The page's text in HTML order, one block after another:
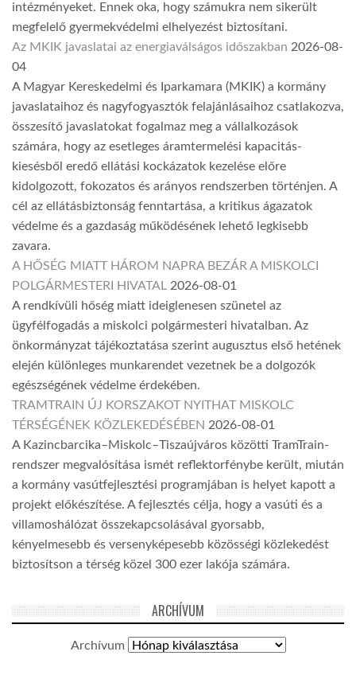
intézményeket. Ennek oka, hogy számukra nem sikerült
megfelelő gyermekvédelmi elhelyezést biztosítani.
Az MKIK javaslatai az energiaválságos időszakban 2026-08-
04
A Magyar Kereskedelmi és Iparkamara (MKIK) a kormány
javaslataihoz és nagyfogyasztók felajánlásaihoz csatlakozva,
összesítő javaslatokat fogalmaz meg a vállalkozások
számára, hogy az esetleges áramtermelési kapacitás-
kiesésből eredő ellátási kockázatok kezelése előre
kidolgozott, fokozatos és arányos rendszerben történjen. A
cél az ellátásbiztonság fenntartása, a kritikus ágazatok
védelme és a gazdaság működésének lehető legkisebb
zavara.
A HŐSÉG MIATT HÁROM NAPRA BEZÁR A MISKOLCI
POLGÁRMESTERI HIVATAL 2026-08-01
A rendkívüli hőség miatt ideiglenesen szünetel az
ügyfélfogadás a miskolci polgármesteri hivatalban. Az
önkormányzat tájékoztatása szerint augusztus első hetének
elején különleges munkarendet vezetnek be a dolgozók
egészségének védelme érdekében.
TRAMTRAIN ÚJ KORSZAKOT NYITHAT MISKOLC
TÉRSÉGÉNEK KÖZLEKEDÉSÉBEN 2026-08-01
A Kazincbarcika–Miskolc–Tiszaújváros közötti TramTrain-
rendszer megvalósítása ismét reflektorfénybe került, miután
a kormány vasútfejlesztési programjában is helyet kapott a
projekt előkészítése. A fejlesztés célja, hogy a vasúti és a
villamoshálózat összekapcsolásával gyorsabb,
kényelmesebb és versenyképesebb közösségi közlekedést
biztosítson a térség közel 300 ezer lakója számára.
ARCHÍVUM
Archívum